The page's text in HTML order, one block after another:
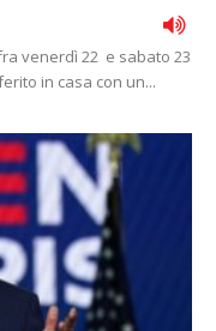
venerdì 22 e sabato 23
in casa con un...